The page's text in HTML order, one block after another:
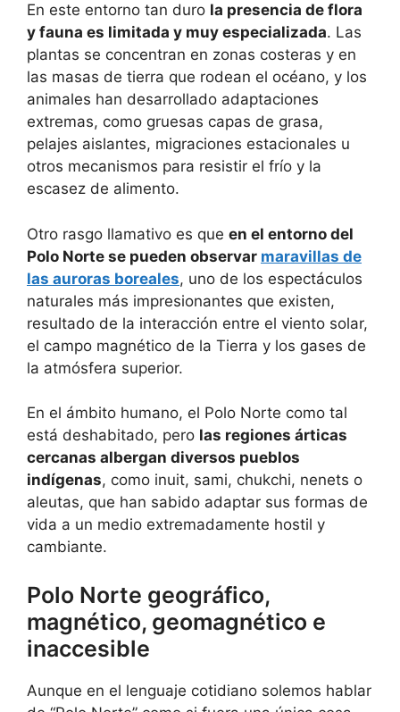
En este entorno tan duro la presencia de flora
y fauna es limitada y muy especializada. Las
plantas se concentran en zonas costeras y en
las masas de tierra que rodean el océano, y los
animales han desarrollado adaptaciones
extremas, como gruesas capas de grasa,
pelajes aislantes, migraciones estacionales u
otros mecanismos para resistir el frío y la
escasez de alimento.
Otro rasgo llamativo es que en el entorno del
Polo Norte se pueden observar maravillas de
las auroras boreales, uno de los espectáculos
naturales más impresionantes que existen,
resultado de la interacción entre el viento solar,
el campo magnético de la Tierra y los gases de
la atmósfera superior.
En el ámbito humano, el Polo Norte como tal
está deshabitado, pero las regiones árticas
cercanas albergan diversos pueblos
indígenas, como inuit, sami, chukchi, nenets o
aleutas, que han sabido adaptar sus formas de
vida a un medio extremadamente hostil y
cambiante.
Polo Norte geográfico,
magnético, geomagnético e
inaccesible
Aunque en el lenguaje cotidiano solemos hablar